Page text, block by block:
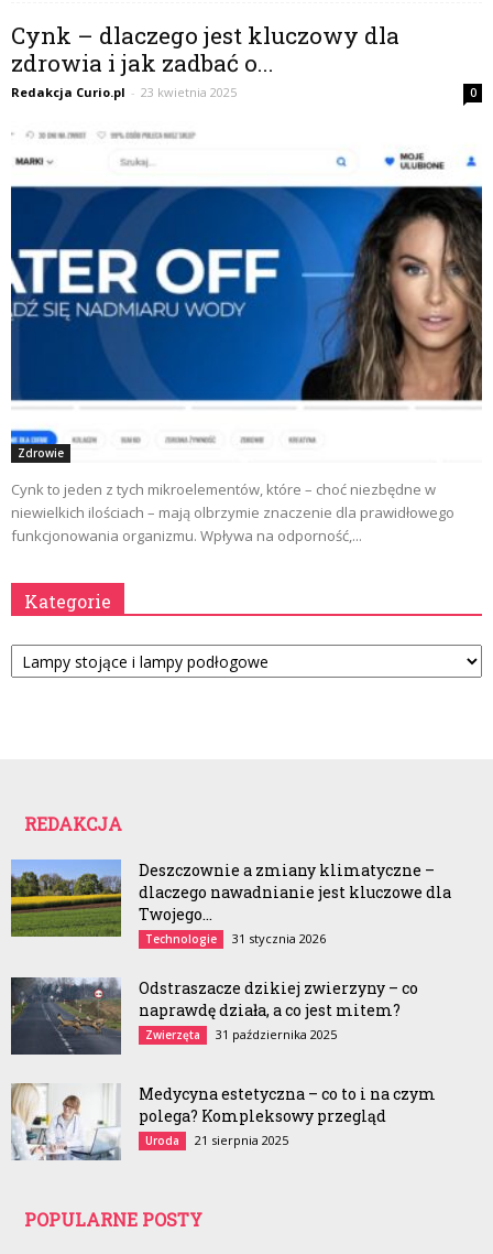
Cynk – dlaczego jest kluczowy dla
zdrowia i jak zadbać o...
Redakcja Curio.pl - 23 kwietnia 2025 0
Zdrowie
Cynk to jeden z tych mikroelementów, które – choć niezbędne w
niewielkich ilościach – mają olbrzymie znaczenie dla prawidłowego
funkcjonowania organizmu. Wpływa na odporność,...
Kategorie
Kategorie
REDAKCJA
Deszczownie a zmiany klimatyczne –
dlaczego nawadnianie jest kluczowe dla
Twojego...
Technologie 31 stycznia 2026
Odstraszacze dzikiej zwierzyny – co
naprawdę działa, a co jest mitem?
Zwierzęta 31 października 2025
Medycyna estetyczna – co to i na czym
polega? Kompleksowy przegląd
Uroda 21 sierpnia 2025
POPULARNE POSTY